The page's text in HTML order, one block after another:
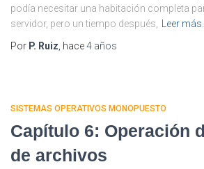
podía necesitar una habitación completa
servidor, pero un tiempo después, Leer
Por P. Ruiz, hace4 años
SISTEMAS OPERATIVOS MONOPUESTO
Capítulo 6: Operación
de archivos